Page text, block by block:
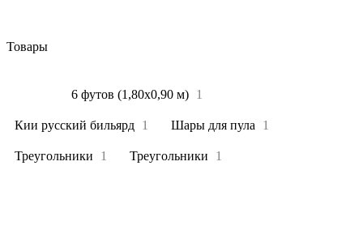
Товары
6 футов (1,80х0,90 м) 1
Кии русский бильярд 1 Шары для пула 1
Треугольники 1 Треугольники 1